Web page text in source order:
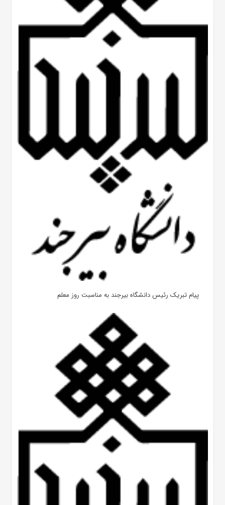
پیام تبریک رئیس دانشگاه بیرجند به مناسبت روز معلم